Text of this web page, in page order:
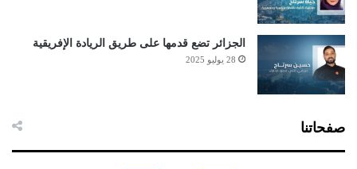
الجزائر تضع قدمها على طريق الريادة الإفريقية
28 يوليو 2025
صفحاتنا